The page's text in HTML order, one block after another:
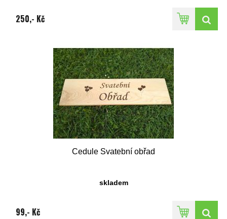
250,- Kč
Cedule Svatební obřad
skladem
99,- Kč